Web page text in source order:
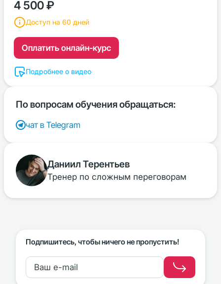
4 500 ₽
Доступ на 60 дней
Оплатить онлайн-курс
Подробнее о видео
По вопросам обучения обращаться:
чат в Telegram
Даниил Терентьев
Тренер по сложным переговорам
Подпишитесь, чтобы ничего не пропустить!